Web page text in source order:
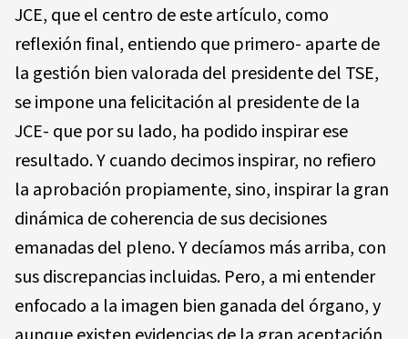
JCE, que el centro de este artículo, como
reflexión final, entiendo que primero- aparte de
la gestión bien valorada del presidente del TSE,
se impone una felicitación al presidente de la
JCE- que por su lado, ha podido inspirar ese
resultado. Y cuando decimos inspirar, no refiero
la aprobación propiamente, sino, inspirar la gran
dinámica de coherencia de sus decisiones
emanadas del pleno. Y decíamos más arriba, con
sus discrepancias incluidas. Pero, a mi entender
enfocado a la imagen bien ganada del órgano, y